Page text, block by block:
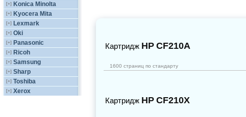
[+] Konica Minolta
[+] Kyocera Mita
[+] Lexmark
[+] Oki
[+] Panasonic
[+] Ricoh
[+] Samsung
[+] Sharp
[+] Toshiba
[+] Xerox
Картридж HP CF210A
1600 страниц по стандарту
Картридж HP CF210X